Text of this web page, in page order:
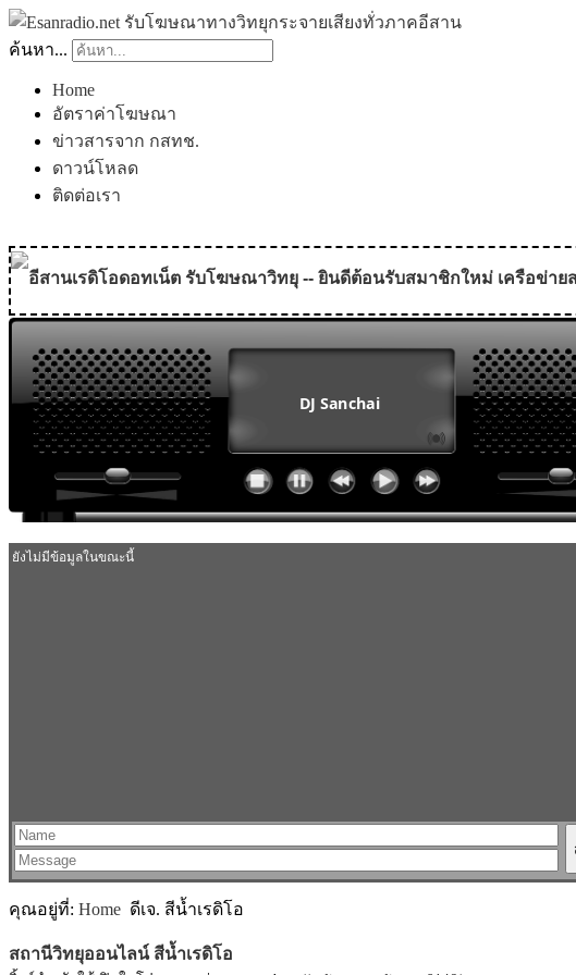
ค้นหา...
Home
อัตราค่าโฆษณา
ข่าวสารจาก กสทช.
ดาวน์โหลด
ติดต่อเรา
อีสานเรดิโอดอทเน็ต รับโฆษณาวิทยุ -- ยินดีต้อนรับสมาชิกใหม่ เครือข่ายส
MODULE SBAHJAOUI YOUTUBE
MODULE SBAHJAOUI MEMORY GAME
MODULE SBAHJAOUI ACCORDION MENU
คุณอยู่ที่: Home ดีเจ. สีน้ำเรดิโอ
สถานีวิทยุออนไลน์ สีน้ำเรดิโอ